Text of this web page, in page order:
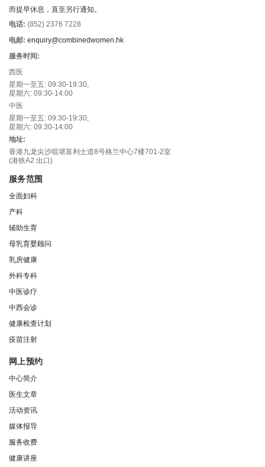
而提早休息，直至另行通知。
电话: (852) 2376 7228
电邮: enquiry@combinedwomen.hk
服务时间:
西医
星期一至五: 09:30-19:30,
星期六: 09:30-14:00
中医
星期一至五: 09:30-19:30,
星期六: 09:30-14:00
地址:
香港九龙尖沙咀堪富利士道8号格兰中心7楼701-2室
(港铁A2 出口)
服务范围
全面妇科
产科
辅助生育
母乳育婴顾问
乳房健康
外科专科
中医诊疗
中西会诊
健康检查计划
疫苗注射
网上预约
中心简介
医生文章
活动资讯
媒体报导
服务收费
健康讲座